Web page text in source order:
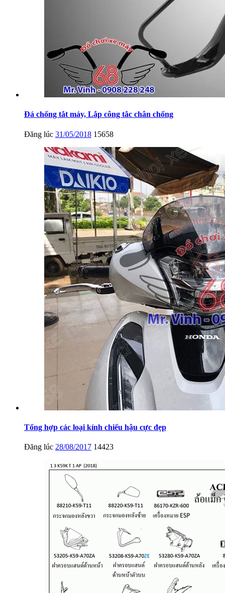
Đá chống tắt máy, Lắp công tắc chân chống
Đăng lúc 31/05/2018 15658
Tổng hợp các loại kính chiếu hậu cực đẹp
Đăng lúc 28/08/2017 14423